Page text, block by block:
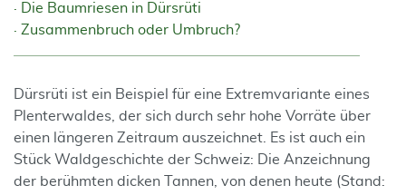
Die Baumriesen in Dürsrüti
Zusammenbruch oder Umbruch?
Dürsrüti ist ein Beispiel für eine Extremvariante eines
Plenterwaldes, der sich durch sehr hohe Vorräte über
einen längeren Zeitraum auszeichnet. Es ist auch ein
Stück Waldgeschichte der Schweiz: Die Anzeichnung
der berühmten dicken Tannen, von denen heute (Stand: